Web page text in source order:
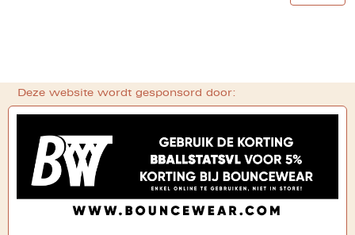
Deze website wordt gesponsord door: